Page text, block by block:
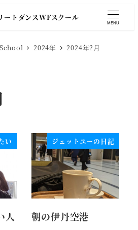
ートダンスWFスクール
MENU
2024年 2024年2月
い
人
ジェットユーの日記
朝の伊丹空港